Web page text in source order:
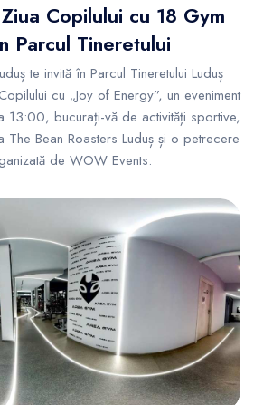
Copilului cu 18 Gym
Parcul Tineretului
te invită în Parcul Tineretului Luduș
cu „Joy of Energy”, un eveniment
13:00, bucurați-vă de activități sportive,
Bean Roasters Luduș și o petrecere
de WOW Events.